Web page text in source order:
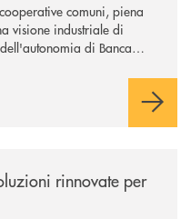
comuni, piena
visione industriale di
di Banca
dell’operazione.
rinnovate per